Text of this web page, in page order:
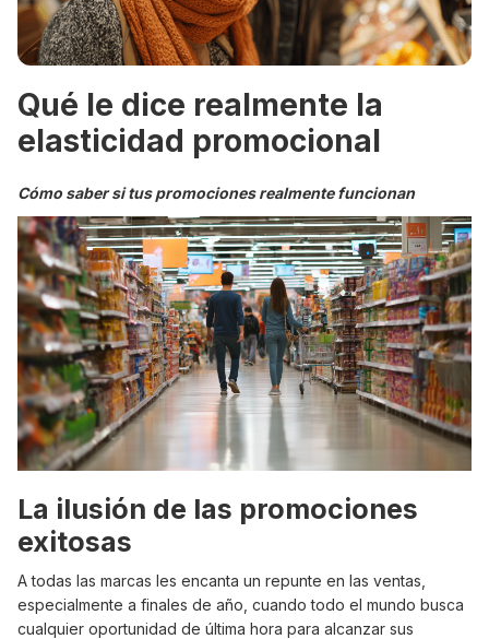
Qué le dice realmente la
elasticidad promocional
Cómo saber si tus promociones realmente funcionan
La ilusión de las promociones
exitosas
A todas las marcas les encanta un repunte en las ventas,
especialmente a finales de año, cuando todo el mundo busca
cualquier oportunidad de última hora para alcanzar sus